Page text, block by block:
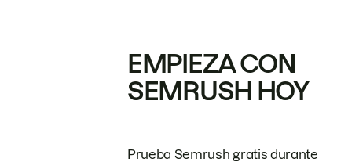
EMPIEZA CON
SEMRUSH HOY
Prueba Semrush gratis durante